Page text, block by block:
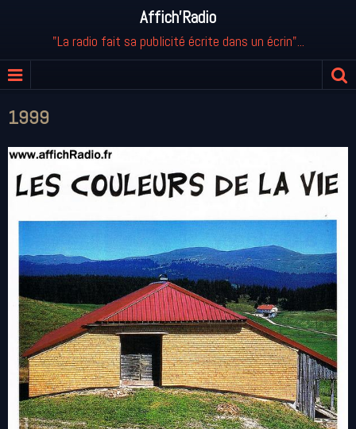
Affich'Radio
"La radio fait sa publicité écrite dans un écrin"...
1999